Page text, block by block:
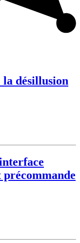
désillusion
précommande